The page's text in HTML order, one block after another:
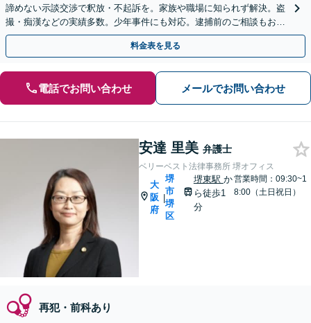
諦めない示談交渉で釈放・不起訴を。家族や職場に知られず解決。盗
撮・痴漢などの実績多数。少年事件にも対応。逮捕前のご相談もお任
せください。【堺東駅5分】【オンライン可】
料金表を見る
電話でお問い合わせ メールでお問い合わせ
安達 里美 弁護士
ベリーベスト法律事務所 堺オフィス
大
阪
府
|
堺
市
堺
区
堺東駅 か
ら徒歩1
分
営業時間：09:30~1
8:00（土日祝日）
再犯・前科あり